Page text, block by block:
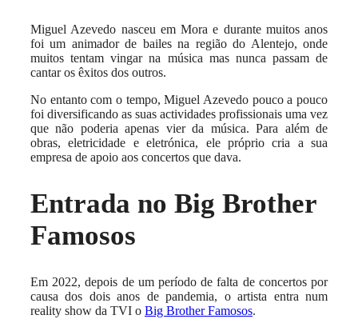
Miguel Azevedo nasceu em Mora e durante muitos anos
foi um animador de bailes na região do Alentejo, onde
muitos tentam vingar na música mas nunca passam de
cantar os êxitos dos outros.
No entanto com o tempo, Miguel Azevedo pouco a pouco
foi diversificando as suas actividades profissionais uma vez
que não poderia apenas vier da música. Para além de
obras, eletricidade e eletrónica, ele próprio cria a sua
empresa de apoio aos concertos que dava.
Entrada no Big Brother
Famosos
Em 2022, depois de um período de falta de concertos por
causa dos dois anos de pandemia, o artista entra num
reality show da TVI o Big Brother Famosos.